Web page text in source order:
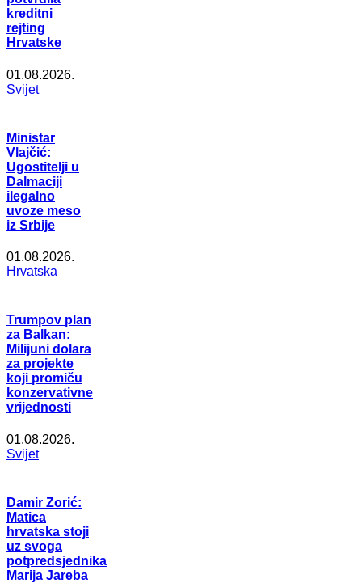
kreditni
rejting
Hrvatske
01.08.2026.
Svijet
Ministar
Vlajčić:
Ugostitelji u
Dalmaciji
ilegalno
uvoze meso
iz Srbije
01.08.2026.
Hrvatska
Trumpov plan
za Balkan:
Milijuni dolara
za projekte
koji promiču
konzervativne
vrijednosti
01.08.2026.
Svijet
Damir Zorić:
Matica
hrvatska stoji
uz svoga
potpredsjednika
Marija Jareba